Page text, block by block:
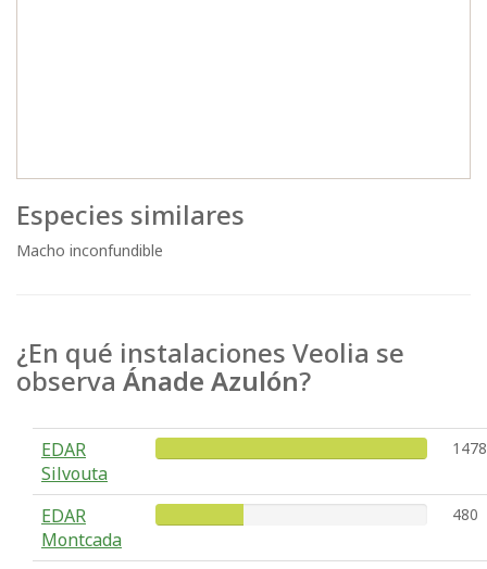
Especies similares
Macho inconfundible
¿En qué instalaciones Veolia se
observa Ánade Azulón?
EDAR
Silvouta
1478
EDAR
Montcada
480